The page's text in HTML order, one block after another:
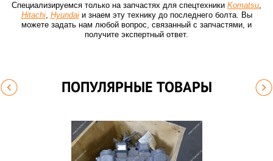
Специализируемся только на запчастях для спецтехники Komatsu,
Hitachi, Hyundaiи знаем эту технику до последнего болта. Вы
можете задать нам любой вопрос, связанный с запчастями, и
получите экспертный ответ.
ПОПУЛЯРНЫЕ ТОВАРЫ